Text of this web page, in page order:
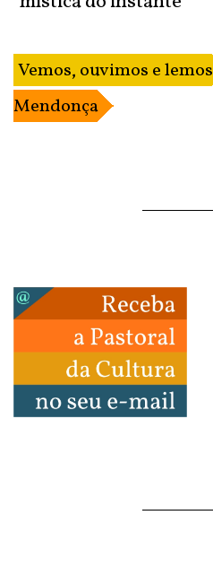
Vemos, ouvimos e lemos
Mendonça